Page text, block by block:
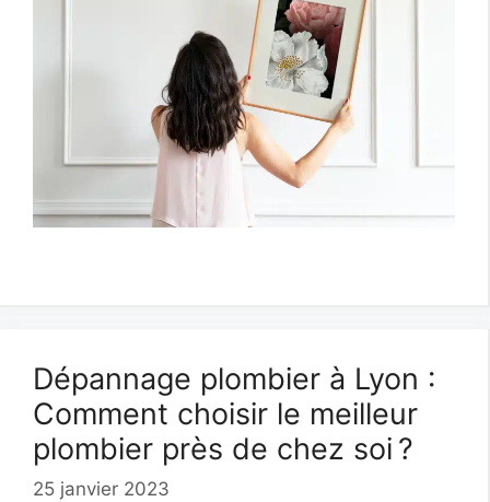
Dépannage plombier à Lyon :
Comment choisir le meilleur
plombier près de chez soi ?
25 janvier 2023